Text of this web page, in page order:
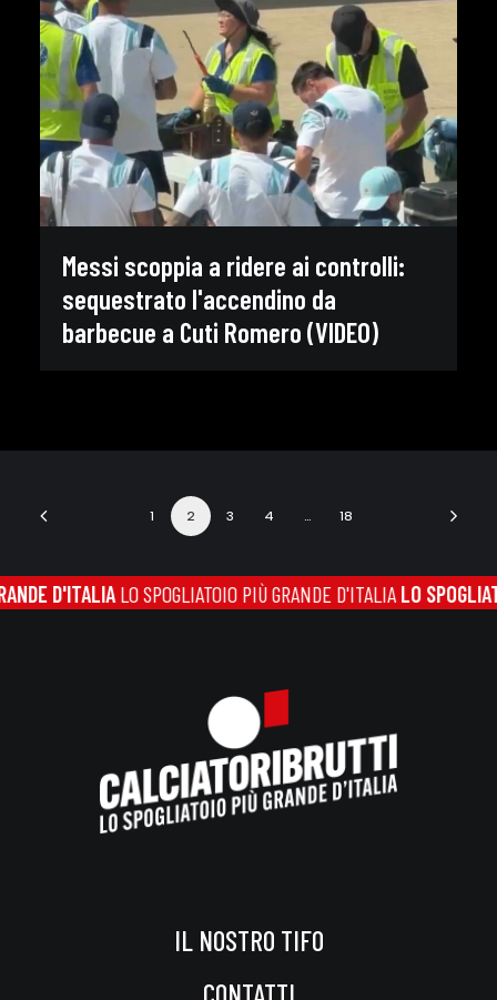
Messi scoppia a ridere ai controlli:
sequestrato l'accendino da
barbecue a Cuti Romero (VIDEO)
1 2 3 4 18
LO SPOGLIATOIO PIÙ GRANDE D'ITALIALO SPOGLIATOIO PIÙ
IL NOSTRO TIFO
CONTATTI